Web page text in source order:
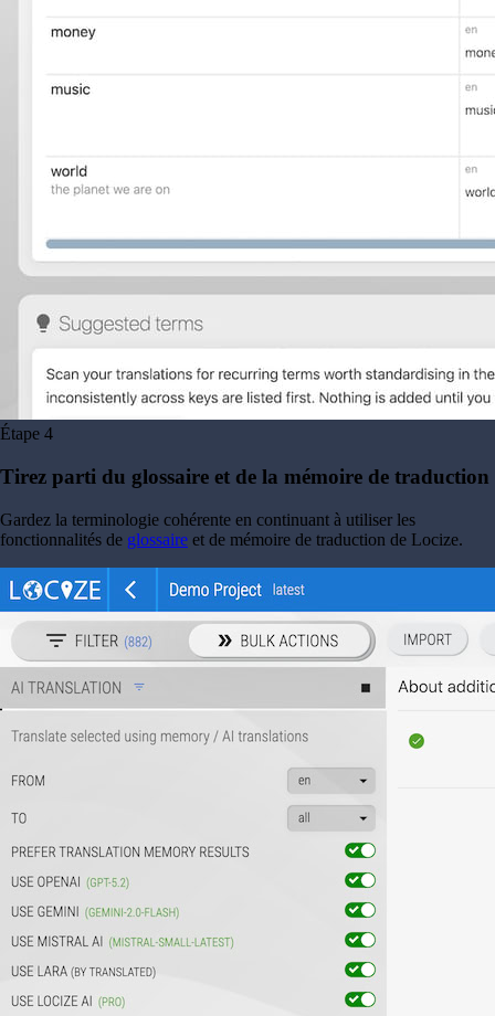
Étape 4
Tirez parti du glossaire et de la mémoire de traduction
Gardez la terminologie cohérente en continuant à utiliser les
fonctionnalités de glossaire et de mémoire de traduction de Locize.